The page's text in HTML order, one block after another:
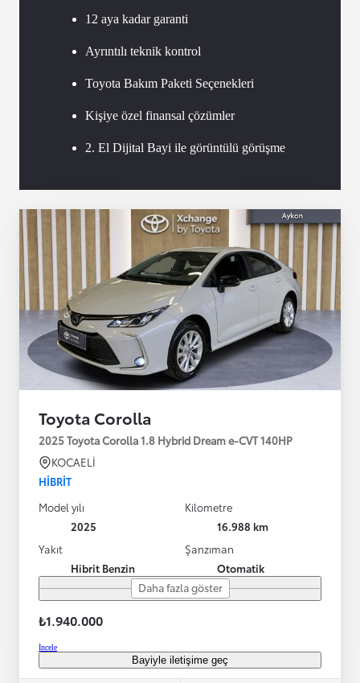
12 aya kadar garanti
Ayrıntılı teknik kontrol
Toyota Bakım Paketi Seçenekleri
Kişiye özel finansal çözümler
2. El Dijital Bayi ile görüntülü görüşme
Toyota Corolla
2025 Toyota Corolla 1.8 Hybrid Dream e-CVT 140HP
KOCAELİ
HIBRIT
Model yılı
2025
Kilometre
16.988 km
Yakıt
Hibrit Benzin
Şanzıman
Otomatik
Daha fazla göster
₺1.940.000
İncele
Bayiyle iletişime geç